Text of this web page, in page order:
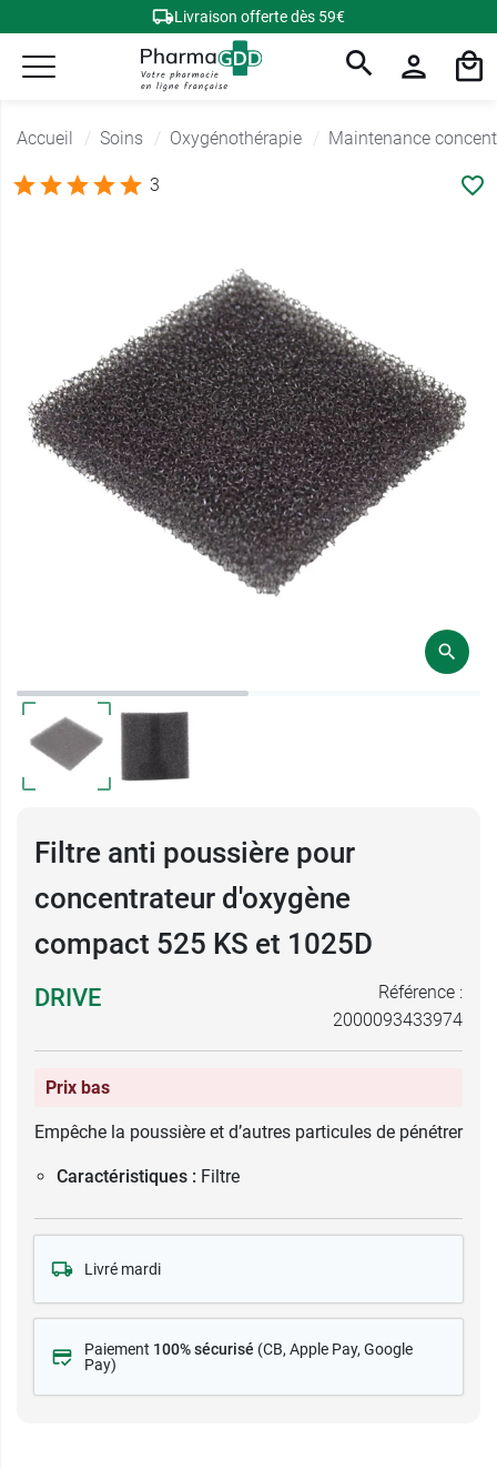
Livraison offerte dès 59€
Accueil Soins Oxygénothérapie Maintenance
3
Filtre anti poussière pour
concentrateur d'oxygène
compact 525 KS et 1025D
DRIVE
Référence :
2000093433974
Prix bas
Empêche la poussière et d’autres particules de pénétrer
Caractéristiques : Filtre
Livré mardi
Paiement 100% sécurisé (CB, Apple Pay, Google
Pay)